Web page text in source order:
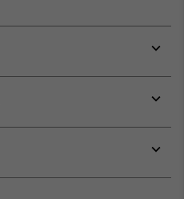
or
or
or